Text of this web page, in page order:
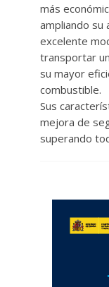
más
ampliando su
excelente
transportar
su mayor
combustible.
Sus
mejora de
superando